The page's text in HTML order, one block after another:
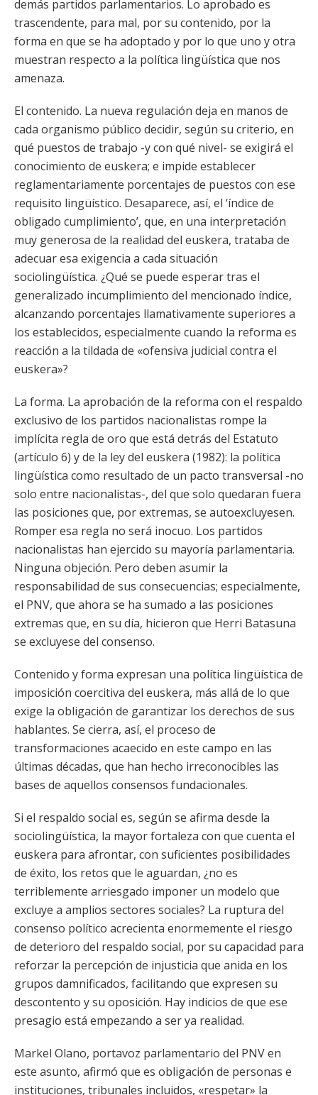
demás partidos parlamentarios. Lo aprobado es
trascendente, para mal, por su contenido, por la
forma en que se ha adoptado y por lo que uno y otra
muestran respecto a la política lingüística que nos
amenaza.
El contenido. La nueva regulación deja en manos de
cada organismo público decidir, según su criterio, en
qué puestos de trabajo -y con qué nivel- se exigirá el
conocimiento de euskera; e impide establecer
reglamentariamente porcentajes de puestos con ese
requisito lingüístico. Desaparece, así, el ‘índice de
obligado cumplimiento’, que, en una interpretación
muy generosa de la realidad del euskera, trataba de
adecuar esa exigencia a cada situación
sociolingüística. ¿Qué se puede esperar tras el
generalizado incumplimiento del mencionado índice,
alcanzando porcentajes llamativamente superiores a
los establecidos, especialmente cuando la reforma es
reacción a la tildada de «ofensiva judicial contra el
euskera»?
La forma. La aprobación de la reforma con el respaldo
exclusivo de los partidos nacionalistas rompe la
implícita regla de oro que está detrás del Estatuto
(artículo 6) y de la ley del euskera (1982): la política
lingüística como resultado de un pacto transversal -no
solo entre nacionalistas-, del que solo quedaran fuera
las posiciones que, por extremas, se autoexcluyesen.
Romper esa regla no será inocuo. Los partidos
nacionalistas han ejercido su mayoría parlamentaria.
Ninguna objeción. Pero deben asumir la
responsabilidad de sus consecuencias; especialmente,
el PNV, que ahora se ha sumado a las posiciones
extremas que, en su día, hicieron que Herri Batasuna
se excluyese del consenso.
Contenido y forma expresan una política lingüística de
imposición coercitiva del euskera, más allá de lo que
exige la obligación de garantizar los derechos de sus
hablantes. Se cierra, así, el proceso de
transformaciones acaecido en este campo en las
últimas décadas, que han hecho irreconocibles las
bases de aquellos consensos fundacionales.
Si el respaldo social es, según se afirma desde la
sociolingüística, la mayor fortaleza con que cuenta el
euskera para afrontar, con suficientes posibilidades
de éxito, los retos que le aguardan, ¿no es
terriblemente arriesgado imponer un modelo que
excluye a amplios sectores sociales? La ruptura del
consenso político acrecienta enormemente el riesgo
de deterioro del respaldo social, por su capacidad para
reforzar la percepción de injusticia que anida en los
grupos damnificados, facilitando que expresen su
descontento y su oposición. Hay indicios de que ese
presagio está empezando a ser ya realidad.
Markel Olano, portavoz parlamentario del PNV en
este asunto, afirmó que es obligación de personas e
instituciones, tribunales incluidos, «respetar» la